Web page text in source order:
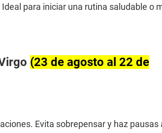
para iniciar una rutina saludable o
(23 de agosto al 22 de
Evita sobrepensar y haz pausas